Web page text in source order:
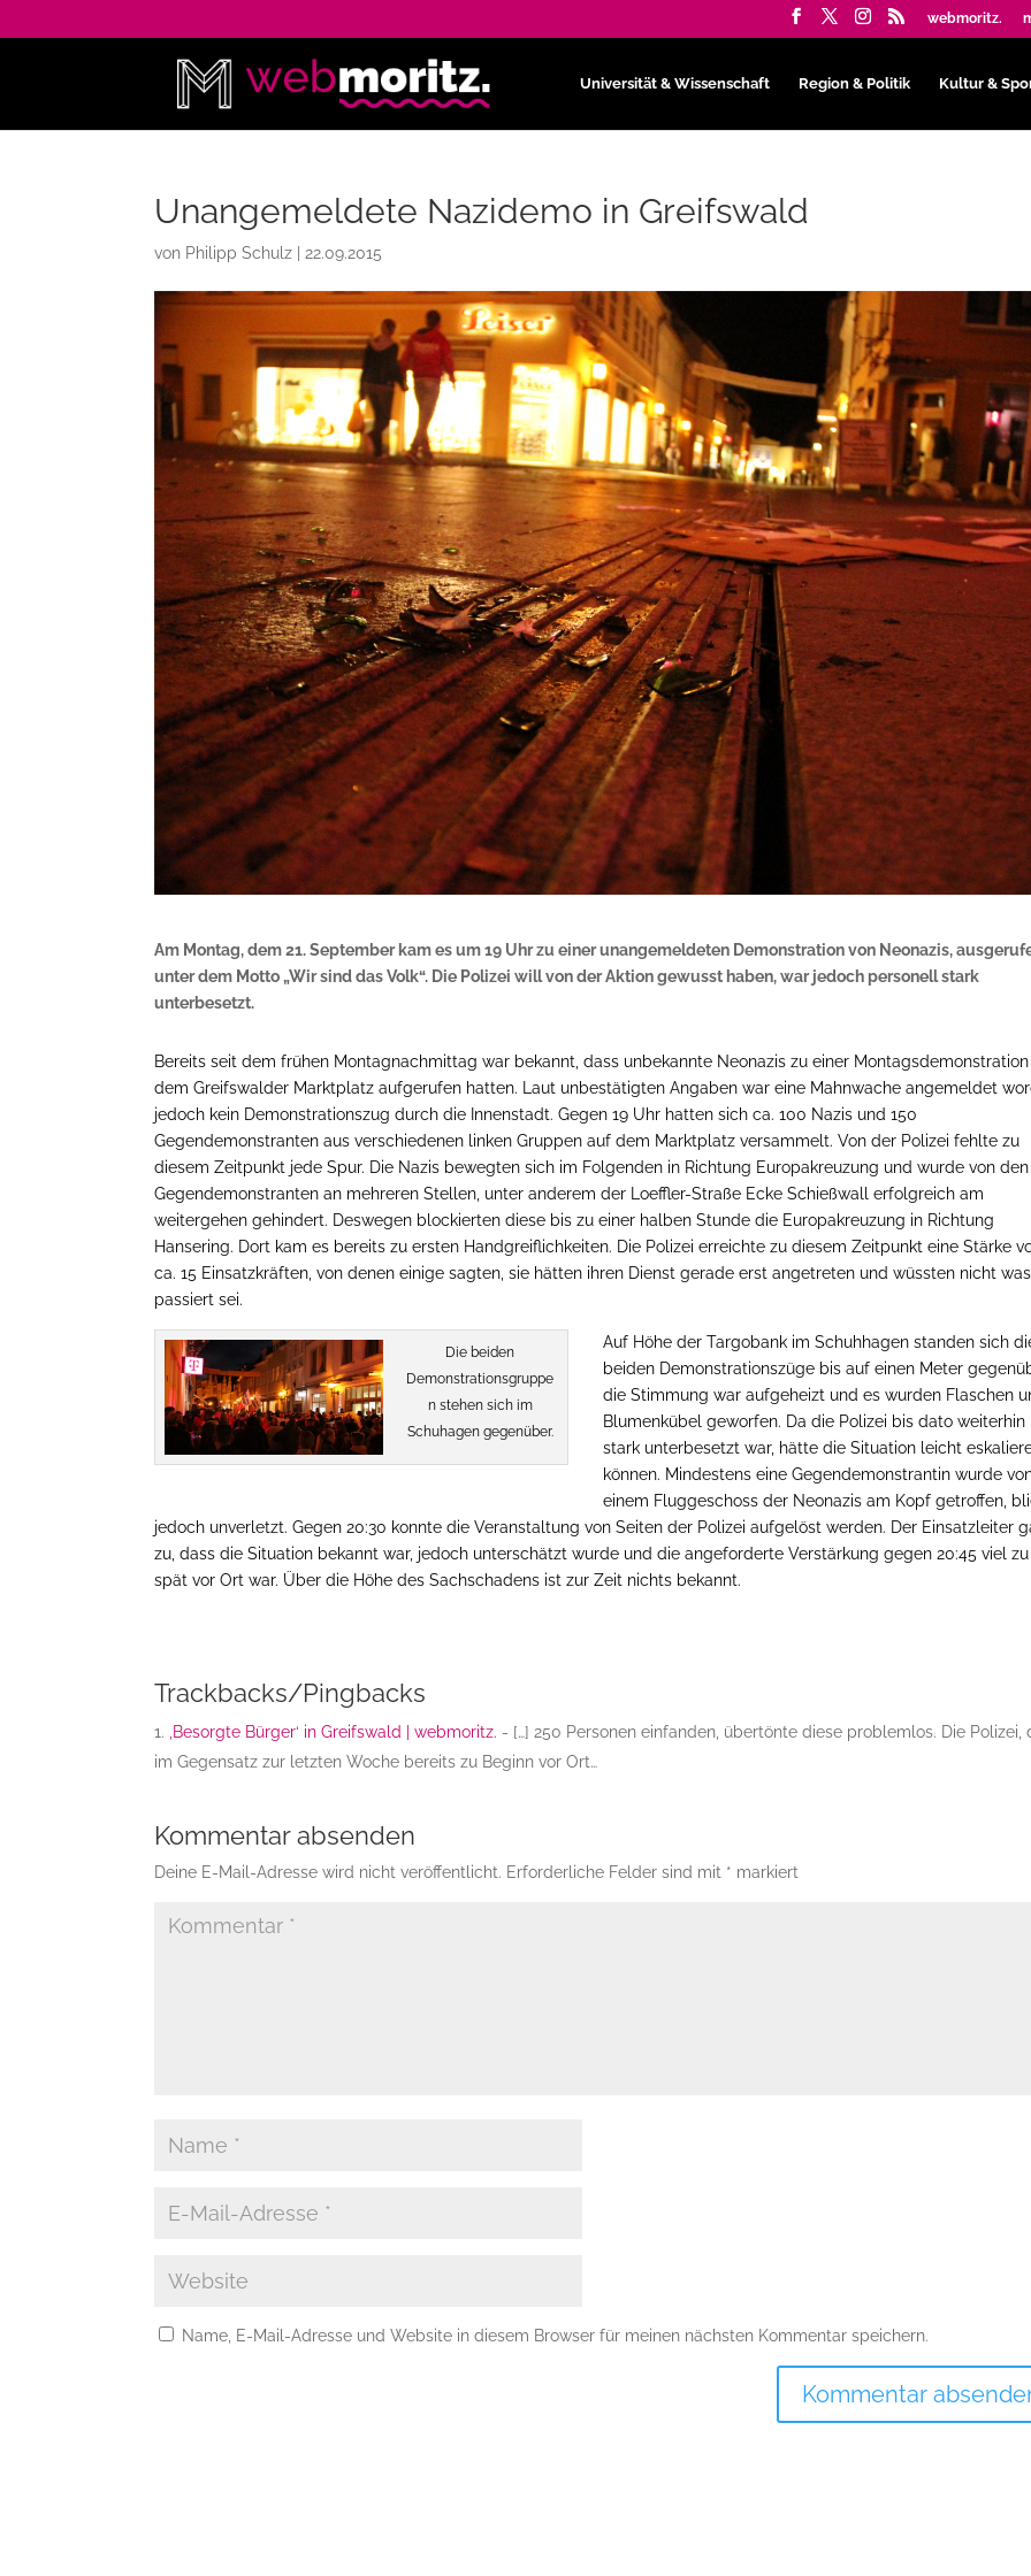
webmoritz.
Universität & Wissenschaft Region & Politik Kultur &
Unangemeldete Nazidemo in Greifswald
von Philipp Schulz 22.09.2015
Am Montag, dem 21. September kam es um 19 Uhr zu einer unangemeldeten Demonstration von Neonazis,
unter dem Motto „Wir sind das Volk“. Die Polizei will von der Aktion gewusst haben, war jedoch personell stark
unterbesetzt.
Bereits seit dem frühen Montagnachmittag war bekannt, dass unbekannte Neonazis zu einer
dem Greifswalder Marktplatz aufgerufen hatten. Laut unbestätigten Angaben war eine Mahnwache angemeldet
jedoch kein Demonstrationszug durch die Innenstadt. Gegen 19 Uhr hatten sich ca. 100 Nazis und 150
Gegendemonstranten aus verschiedenen linken Gruppen auf dem Marktplatz versammelt. Von der Polizei fehlte zu
diesem Zeitpunkt jede Spur. Die Nazis bewegten sich im Folgenden in Richtung Europakreuzung und wurde von den
Gegendemonstranten an mehreren Stellen, unter anderem der Loeffler-Straße Ecke Schießwall erfolgreich am
weitergehen gehindert. Deswegen blockierten diese bis zu einer halben Stunde die Europakreuzung in Richtung
Hansering. Dort kam es bereits zu ersten Handgreiflichkeiten. Die Polizei erreichte zu diesem Zeitpunkt eine Stärke
ca. 15 Einsatzkräften, von denen einige sagten, sie hätten ihren Dienst gerade erst angetreten und wüssten nicht was
passiert sei.
Die beiden
Demonstrationsgruppe
n stehen sich im
Schuhagen gegenüber.
Auf Höhe der Targobank im Schuhhagen standen sich
beiden Demonstrationszüge bis auf einen Meter
die Stimmung war aufgeheizt und es wurden Flaschen
Blumenkübel geworfen. Da die Polizei bis dato weiterhin
stark unterbesetzt war, hätte die Situation leicht
können. Mindestens eine Gegendemonstrantin wurde
einem Fluggeschoss der Neonazis am Kopf getroffen,
jedoch unverletzt. Gegen 20:30 konnte die Veranstaltung von Seiten der Polizei aufgelöst werden. Der Einsatzleiter
zu, dass die Situation bekannt war, jedoch unterschätzt wurde und die angeforderte Verstärkung gegen 20:45 viel zu
spät vor Ort war. Über die Höhe des Sachschadens ist zur Zeit nichts bekannt.
Trackbacks/Pingbacks
‚Besorgte Bürger‘ in Greifswald | webmoritz. - […] 250 Personen einfanden, übertönte diese problemlos. Die Polizei,
im Gegensatz zur letzten Woche bereits zu Beginn vor Ort…
Kommentar absenden
Deine E-Mail-Adresse wird nicht veröffentlicht. Erforderliche Felder sind mit * markiert
Name, E-Mail-Adresse und Website in diesem Browser für meinen nächsten Kommentar speichern.